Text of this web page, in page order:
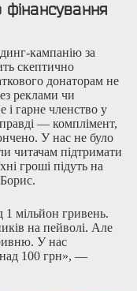
фінансування
кампанію за
скептично
донаторам не
реклами чи
і гарне членство у
— комплімент,
У нас не було
читачам підтримати
гроші підуть на
мільйон гривень.
на пейволі. Але
У нас
100 грн», —